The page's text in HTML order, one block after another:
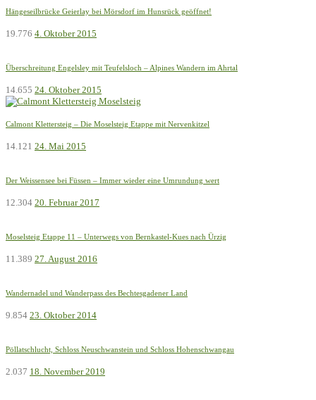
Hängeseilbrücke Geierlay bei Mörsdorf im Hunsrück geöffnet!
19.776 4. Oktober 2015
Überschreitung Engelsley mit Teufelsloch – Alpines Wandern im Ahrtal
14.655 24. Oktober 2015
Calmont Klettersteig – Die Moselsteig Etappe mit Nervenkitzel
14.121 24. Mai 2015
Der Weissensee bei Füssen – Immer wieder eine Umrundung wert
12.304 20. Februar 2017
Moselsteig Etappe 11 – Unterwegs von Bernkastel-Kues nach Ürzig
11.389 27. August 2016
Wandernadel und Wanderpass des Bechtesgadener Land
9.854 23. Oktober 2014
Pöllatschlucht, Schloss Neuschwanstein und Schloss Hohenschwangau
2.037 18. November 2019